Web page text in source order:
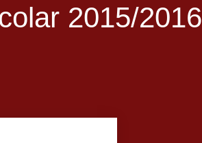
2015/2016